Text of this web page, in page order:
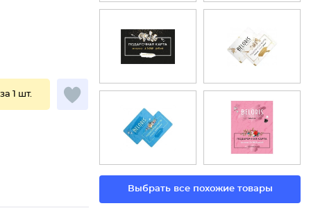
за 1 шт.
Выбрать все похожие товары